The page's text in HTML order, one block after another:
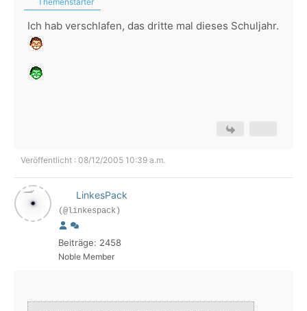
Ich hab verschlafen, das dritte mal dieses Schuljahr.
Veröffentlicht : 08/12/2005 10:39 a.m.
LinkesPack
(@linkespack)
Beiträge: 2458
Noble Member